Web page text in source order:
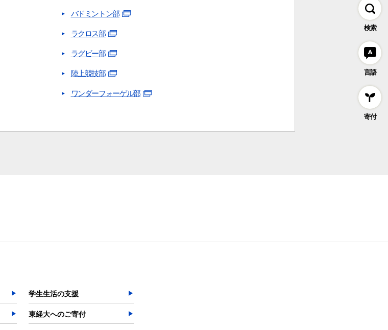
検索
言語
寄付
よく検索されるページ
オープンキャンパス
バドミントン部
ラクロス部
ラグビー部
陸上競技部
ワンダーフォーゲル部
学生生活の支援
東経大へのご寄付